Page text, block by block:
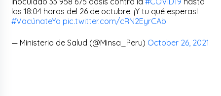
las 18:04 horas del 26 de octubre. ¡Y tu qué esperas!
#VacúnateYa pic.twitter.com/cRN2EyrCAb
— Ministerio de Salud (@Minsa_Peru) October 26, 2021